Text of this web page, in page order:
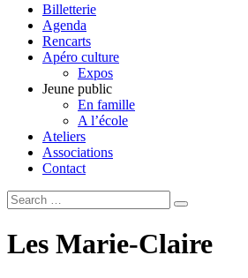
Billetterie
Agenda
Rencarts
Apéro culture
Expos
Jeune public
En famille
A l’école
Ateliers
Associations
Contact
Les Marie-Claire